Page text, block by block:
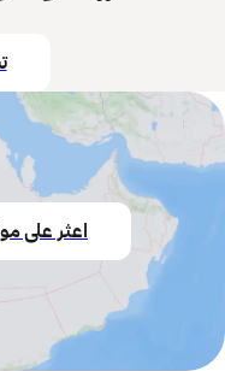
اعثر على